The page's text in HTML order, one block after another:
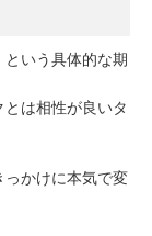
いう具体的な期
は相性が良いタ
っかけに本気で変